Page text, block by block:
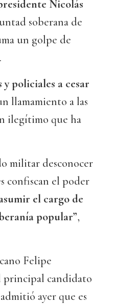
Nicolás
soberana de
un golpe de
policiales a cesar
llamamiento a las
ilegítimo que ha
militar desconocer
confiscan el poder
el cargo de
popular”,
Felipe
principal candidato
ayer que es